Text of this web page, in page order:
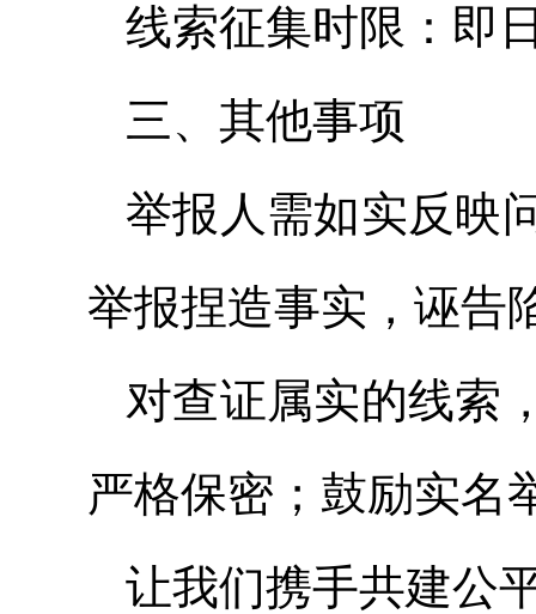
线索征集时限：即
三、其他事项
举报人需如实反映
举报捏造事实，诬告
对查证属实的线索
严格保密；鼓励实名
让我们携手共建公